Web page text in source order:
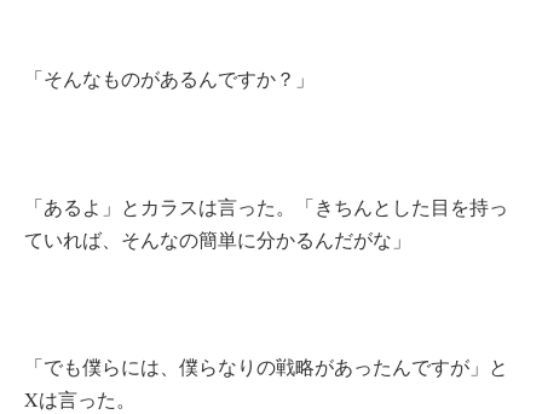
「そんなものがあるんですか？」
「あるよ」とカラスは言った。「きちんとした目を持っ
ていれば、そんなの簡単に分かるんだがな」
「でも僕らには、僕らなりの戦略があったんですが」と
Xは言った。